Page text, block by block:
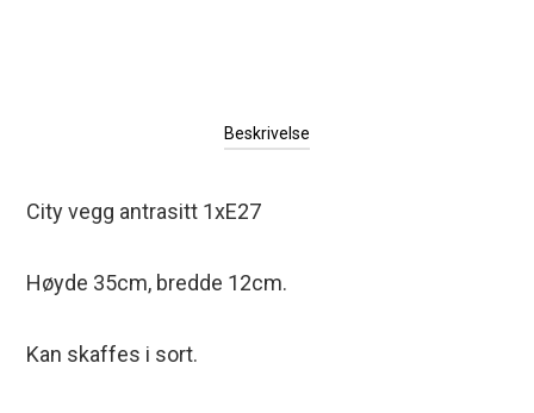
Beskrivelse
City vegg antrasitt 1xE27
Høyde 35cm, bredde 12cm.
Kan skaffes i sort.